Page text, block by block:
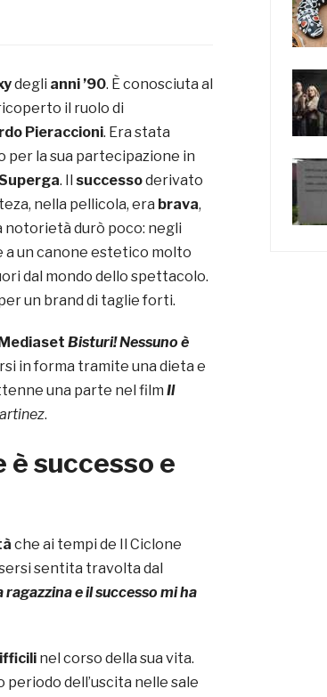
degli anni ’90. È conosciuta al
il ruolo di
Pieraccioni. Era stata
la sua partecipazione in
. Il successoderivato
nella pellicola, era brava,
notorietà durò poco: negli
a un canone estetico molto
dal mondo dello spettacolo.
un brand di taglie forti.
Bisturi! Nessuno è
in forma tramite una dieta e
una parte nel film Il
.
è successo e
che ai tempi de Il Ciclone
sentita travolta dal
ragazzina e il successo mi ha
nel corso della sua vita.
periodo dell’uscita nelle sale